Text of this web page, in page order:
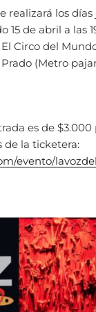
realizará los días
15 de abril a las
Circo del
(Metro
es de $3.000
de la ticketera:
evento/